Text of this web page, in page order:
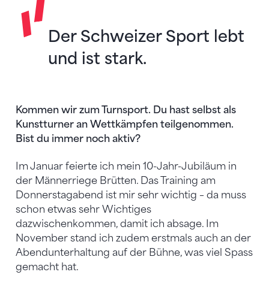
Der Schweizer Sport lebt
und ist stark.
Kommen wir zum Turnsport. Du hast selbst als
Kunstturner an Wettkämpfen teilgenommen.
Bist du immer noch aktiv?
Im Januar feierte ich mein 10-Jahr-Jubiläum in
der Männerriege Brütten. Das Training am
Donnerstagabend ist mir sehr wichtig – da muss
schon etwas sehr Wichtiges
dazwischenkommen, damit ich absage. Im
November stand ich zudem erstmals auch an der
Abendunterhaltung auf der Bühne, was viel Spass
gemacht hat.